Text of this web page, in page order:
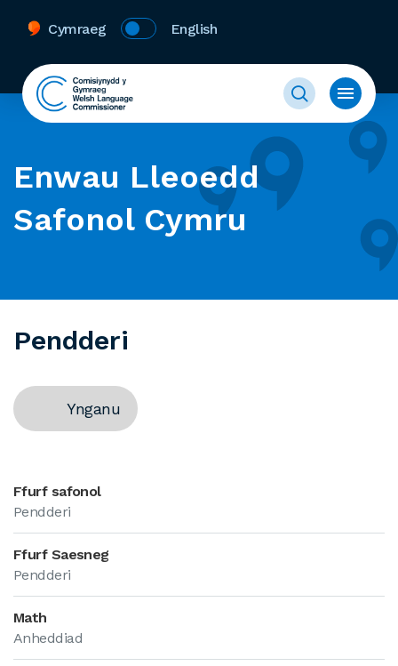
Cymraeg English
Enwau Lleoedd
Safonol Cymru
Pendderi
Ynganu
Ffurf safonol
Pendderi
Ffurf Saesneg
Pendderi
Math
Anheddiad